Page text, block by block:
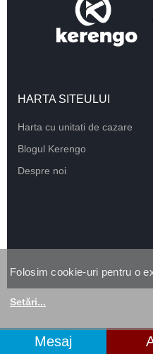
Mesaj
HARTA SITEULUI
Harta cu unitati de cazare
Blogul Kerengo
Despre noi
Folosim cookie-uri pentru o
Setări...